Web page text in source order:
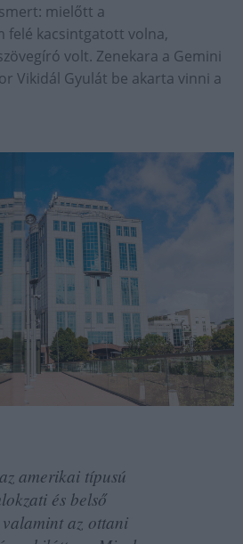
mielőtt a
felé kacsintgatott volna,
volt. Zenekara a Gemini
Vikidál Gyulát be akarta vinni a
amerikai típusú
és belső
valamint az ottani